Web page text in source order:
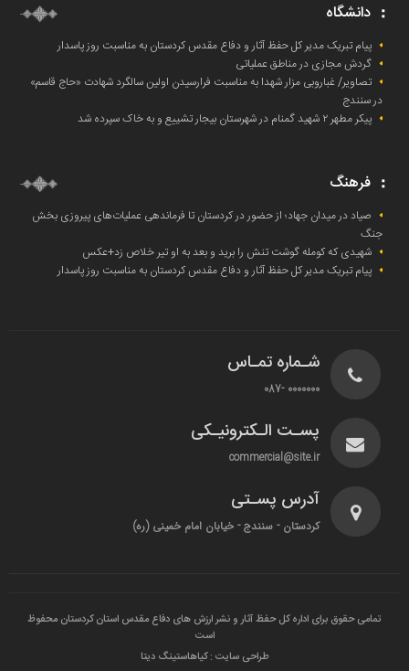
دانشگاه
پیام تبریک مدیر کل حفظ آثار و دفاع مقدس کردستان به مناسبت روز پاسدار
گردش مجازی در مناطق عملیاتی
تصاویر/ غباروبی مزار شهدا به مناسبت فرارسیدن اولین سالگرد شهادت «حاج قاسم»
در سنندج
پیکر مطهر ۲ شهید گمنام در شهرستان بیجار تشییع و به خاک‌ سپرده شد
فرهنگ
صیاد در میدان جهاد؛ از حضور در کردستان تا فرماندهی عملیات‌های پیروزی بخش
جنگ
شهیدی که کومله‌ گوشت تنش را برید و بعد به او تیر خلاص زد+عکس
پیام تبریک مدیر کل حفظ آثار و دفاع مقدس کردستان به مناسبت روز پاسدار
شـماره تمـاس
0000000 -087
پسـت الـکترونیـکی
commercial@site.ir
آدرس پسـتی
کردستان - سنندج - خیابان امام خمینی (ره)
تمامی حقوق برای اداره کل حفظ آثار و نشر ارزش های دفاع مقدس استان کردستان محفوظ
است
طراحی سایت : کیاهاستینگ دیتا